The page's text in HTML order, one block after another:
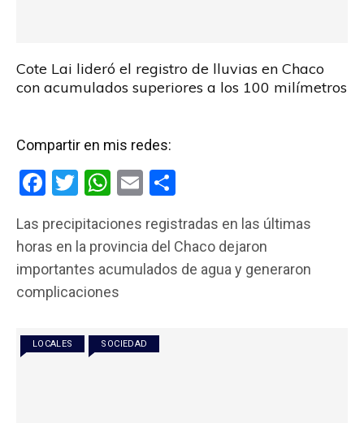
Cote Lai lideró el registro de lluvias en Chaco
con acumulados superiores a los 100 milímetros
Compartir en mis redes:
F
ce
b
o
k
T
tt
er
W
at
s
A
p
E
ail m
p
Las precipitaciones registradas en las últimas
horas en la provincia del Chaco dejaron
importantes acumulados de agua y generaron
complicaciones
LOCALES SOCIEDAD